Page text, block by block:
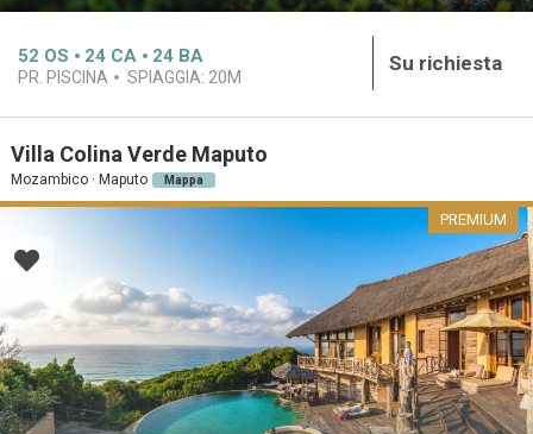
52 OS 24 CA 24 BA
PR. PISCINA SPIAGGIA: 20M
Su richiesta
Villa Colina Verde Maputo
Mozambico · Maputo Mappa
PREMIUM